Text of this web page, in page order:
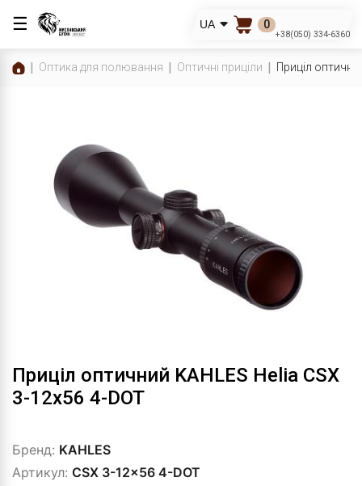
☰ UA 0
+38(050) 334-6360
Оптика для полювання Оптичні приціли Приціл
Приціл оптичний KAHLES Helia CSX
3-12x56 4-DOT
Бренд: KAHLES
Артикул: CSX 3-12x56 4-DOT